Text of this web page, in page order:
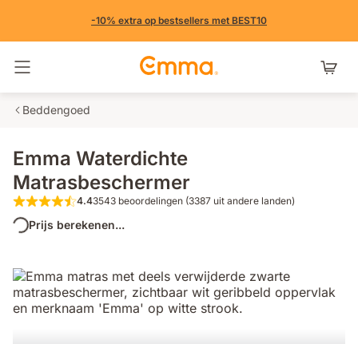
-10% extra op bestsellers met BEST10
Navigatie in- en uitschakelen
Beddengoed
Emma Waterdichte
Matrasbeschermer
4.4 van de 5 sterren 3543
4.43543 beoordelingen (3387 uit andere landen)
Prijs berekenen...